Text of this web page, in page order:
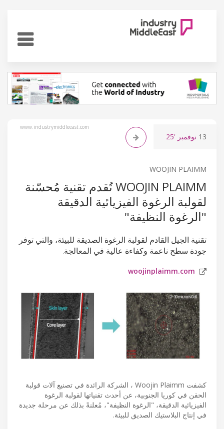
www.industrymiddleeast.com
13 نوفمبر'25
WOOJIN PLAIMM
WOOJIN PLAIMM تُقدم تقنية مُحسّنة
لقولبة الرغوة الفيزيائية الدقيقة
"الرغوة النظيفة"
تقنية الجيل القادم لقولبة الرغوة الصديقة للبيئة، والتي توفر
جودة سطح ناعمة وكفاءة عالية في المعالجة.
woojinplaimm.com
كشفت Woojin Plaimm ، الشركة الرائدة في تصنيع آلات قولبة
الحقن في كوريا الجنوبية، عن أحدث تقنياتها لقولبة الرغوة
الفيزيائية الدقيقة، "الرغوة النظيفة"، مُعلنةً بذلك عن مرحلة جديدة
في إنتاج البلاستيك الصديق للبيئة.